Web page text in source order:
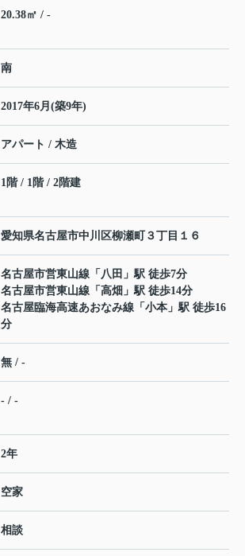
20.38㎡ / -
南
2017年6月(築9年)
アパート / 木造
1階 / 1階 / 2階建
愛知県名古屋市中川区柳瀬町 ３丁目１６
名古屋市営東山線 「 八田 」駅 徒歩7分
名古屋市営東山線 「 高畑 」駅 徒歩14分
名古屋臨海高速あおなみ線 「 小本 」駅 徒歩16
分
無 / -
- / -
2年
空家
相談